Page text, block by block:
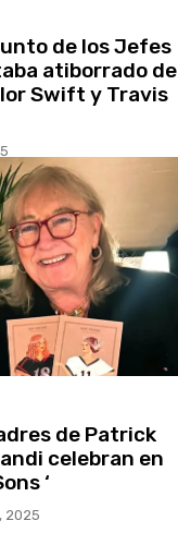
de los Jefes
atiborrado de
Swift y Travis
de Patrick
celebran en
‘
2025